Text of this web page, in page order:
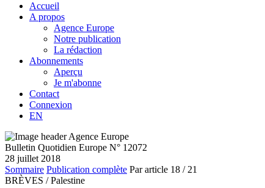
Accueil
A propos
Agence Europe
Notre publication
La rédaction
Abonnements
Aperçu
Je m'abonne
Contact
Connexion
EN
Bulletin Quotidien Europe N° 12072
28 juillet 2018
Sommaire Publication complète Par article 18 / 21
BRÈVES / Palestine